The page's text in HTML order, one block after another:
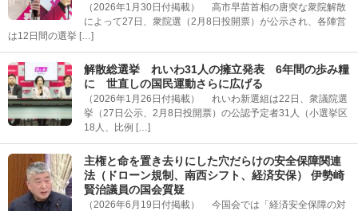
（2026年1月30日付掲載） 高市早苗首相の唐突な衆院解散
によって27日、衆院選（2月8日投開票）が公示され、各陣営
は12日間の選挙 […]
解散総選挙 れいわ31人の擁立発表 6年間の歩み糧
に 世直しの国民運動さらに広げる
（2026年1月26日付掲載） れいわ新選組は22日、衆議院選
挙（27日公示、2月8日投開票）の公認予定者31人（小選挙区
18人、比例 […]
主権と命を置き去りにした穴だらけの安全保障関連
法（ドローン規制、南西シフト、経済安保） 伊勢崎
賢治議員の国会質疑
（2026年6月19日付掲載） 今国会では「経済安全保障の対